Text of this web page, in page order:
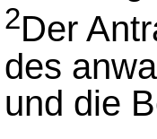
2Der
des
und die